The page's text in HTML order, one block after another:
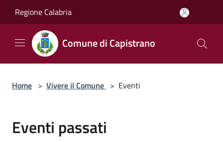
Regione Calabria
Comune di Capistrano
Home > Vivere il Comune > Eventi
Eventi passati